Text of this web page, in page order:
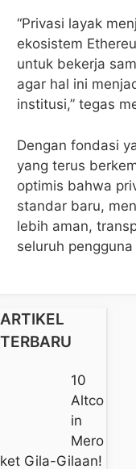
“Privasi layak
ekosistem
untuk bekerja
agar hal ini
institusi,” tegas
Dengan fondasi
yang terus
optimis bahwa
standar baru,
lebih aman,
seluruh
ARTIKEL
TERBARU
10
Altco
In
Mero
Ket Gila-Gilaan!